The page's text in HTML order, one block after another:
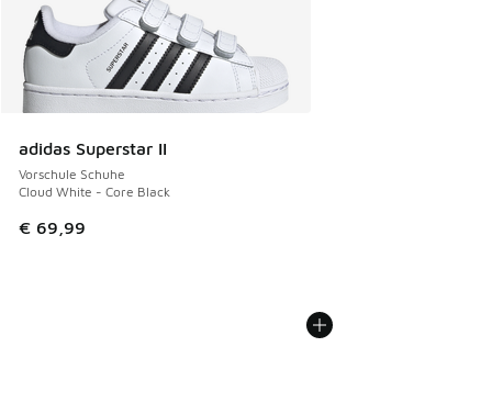
adidas Superstar II
Vorschule Schuhe
Cloud White - Core Black
€ 69,99